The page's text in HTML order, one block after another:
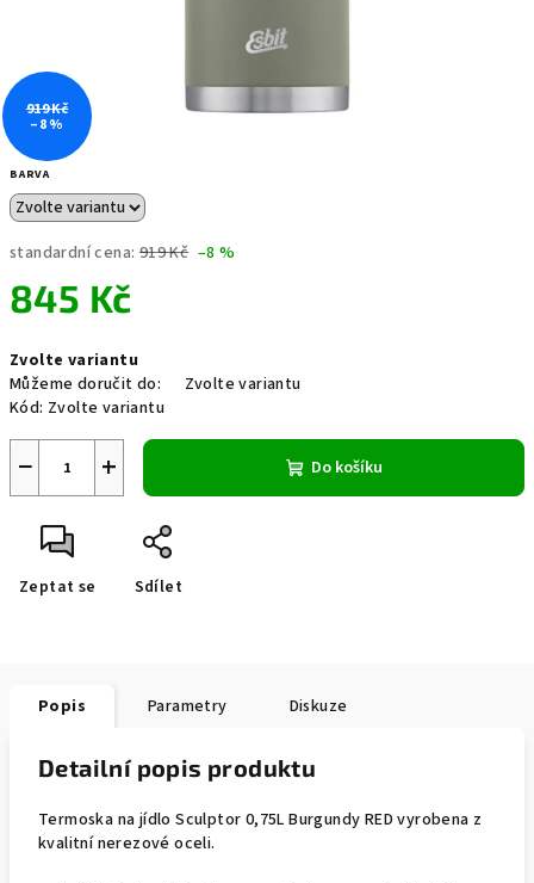
BARVA
standardní cena: 919 Kč –8 %
845 Kč
cena:
Zvolte variantu
Můžeme doručit do:
Zvolte variantu
Kód: Zvolte variantu
+
− Do košíku
Zeptat se Sdílet
919 Kč
–8 %
Popis Parametry Diskuze
Detailní popis produktu
Termoska na jídlo Sculptor 0,75L Burgundy RED vyrobena z
kvalitní nerezové oceli.